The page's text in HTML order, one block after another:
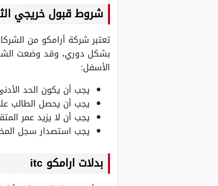
شروط قبول خريجي
تعتبر شركة أرامكو من
بشكل دوري، وقد وضعت
الأسفل:
يجب أن يكون الحد
يجب أن يحصل الطالب على معدل 70 في اختبار القدرات
يجب أن لا يزيد عمر المتقدم
يجب استصدار سجل المخالفات
بدلات ارامكو itc